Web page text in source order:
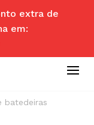
extra de
em:
batedeiras